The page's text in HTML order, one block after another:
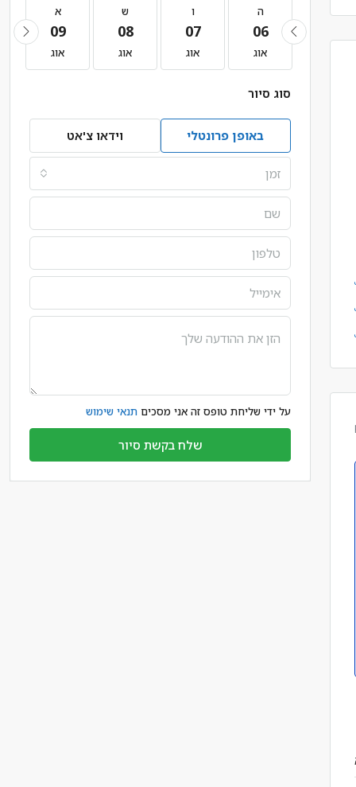
ה ה
06
אוג
ו
07
אוג
ש
08
אוג
א
09
אוג
סוג סיור
באופן פרונטלי וידאו צ'אט
זמן
על ידי שליחת טופס זה אני מסכים תנאי שימוש
שלח בקשת סיור